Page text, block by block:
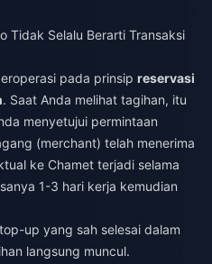
Tidak Selalu Berarti Transaksi
pada prinsip reservasi
. Saat Anda melihat tagihan, itu
menyetujui permintaan
(merchant) telah menerima
ke Chamet terjadi selama
1-3 hari kerja kemudian
up yang sah selesai dalam
langsung muncul.